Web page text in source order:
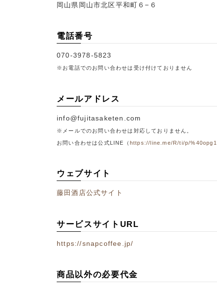
岡山県岡山市北区平和町６−６
電話番号
070-3978-5823
※お電話でのお問い合わせは受け付けておりません
メールアドレス
info@fujitasaketen.com
※メールでのお問い合わせは対応しておりません。
お問い合わせは公式LINE（ https://line.me/R/ti/p/
ウェブサイト
藤田酒店公式サイト
サービスサイトURL
https://snapcoffee.jp/
商品以外の必要代金